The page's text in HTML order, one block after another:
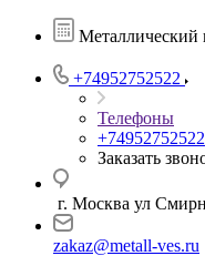
Металлический
+74952752522
Телефоны
+74952752522
Заказать
г. Москва ул
zakaz@metall-ves.ru